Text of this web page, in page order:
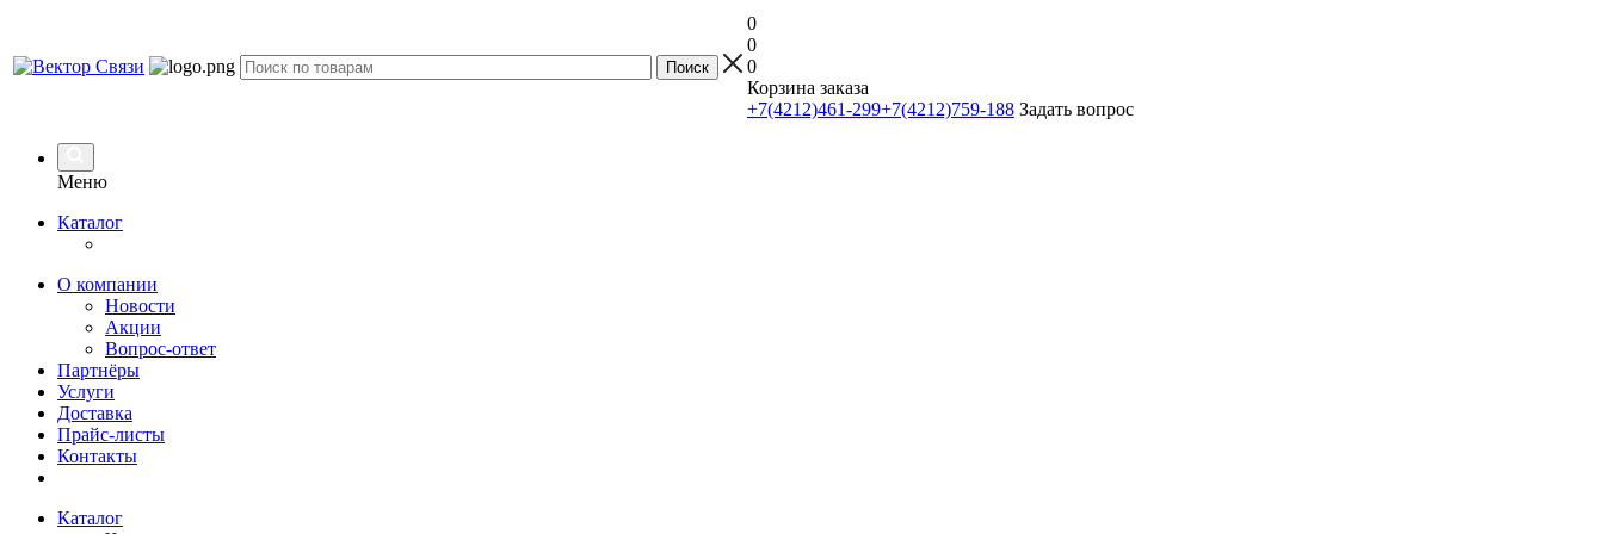
0
0
0
Корзина заказа
+7(4212)461-299+7(4212)759-188 Задать вопрос
Меню
Каталог
О компании
Новости
Акции
Вопрос-ответ
Партнёры
Услуги
Доставка
Прайс-листы
Контакты
Каталог